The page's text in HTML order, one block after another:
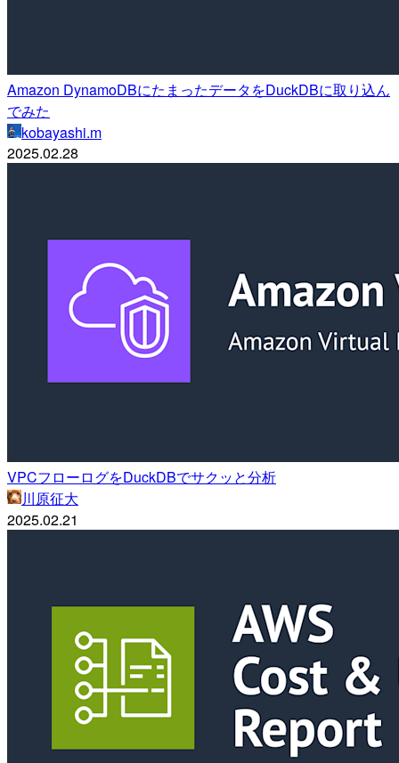
Amazon DynamoDBにたまったデータをDuckDBに取り込ん
でみた
kobayashi.m
2025.02.28
VPCフローログをDuckDBでサクッと分析
川原征大
2025.02.21